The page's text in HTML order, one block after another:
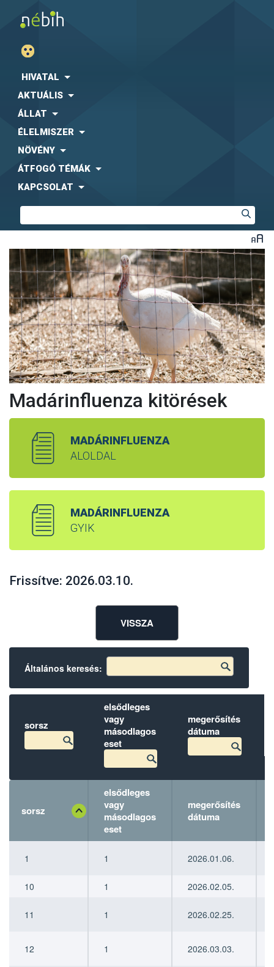
HIVATAL
AKTUÁLIS
ÁLLAT
ÉLELMISZER
NÖVÉNY
ÁTFOGÓ TÉMÁK
KAPCSOLAT
Madárinfluenza kitörések
MADÁRINFLUENZA
ALOLDAL
MADÁRINFLUENZA
GYIK
Frissítve: 2026.03.10.
VISSZA
Általános keresés:
sorsz
elsődleges
vagy
másodlagos
eset
megerősítés
dátuma
sorsz
elsődleges
vagy
másodlagos
eset
megerősítés
dátuma
vagy
eset
dátuma
vagy
eset
dátuma
1 1 2026.01.06.
10
1 2026.02.05.
11 1 2026.02.25.
12 1 2026.03.03.